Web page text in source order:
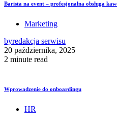
Barista na event – profesjonalna obsługa
Marketing
byredakcja serwisu
20 października, 2025
2 minute read
Wprowadzenie do onboardingu
HR